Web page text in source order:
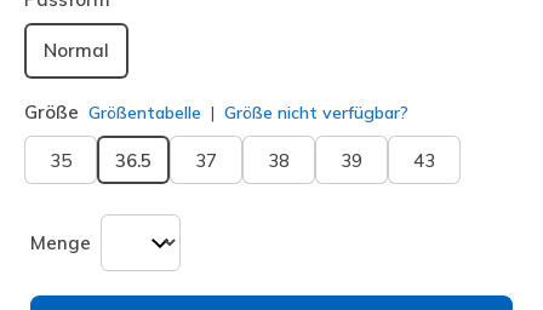
Normal
Größe Größentabelle Größe nicht verfügbar?
35 36.5 37 38 39 43
Menge